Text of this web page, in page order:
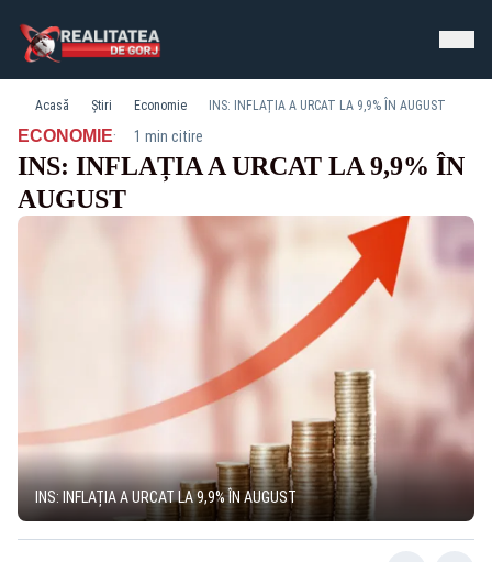
Acasă Știri Economie INS: INFLAȚIA A URCAT LA 9,9% ÎN AUGUST
ECONOMIE· 1 min citire
INS: INFLAȚIA A URCAT LA 9,9% ÎN
AUGUST
INS: INFLAȚIA A URCAT LA 9,9% ÎN AUGUST